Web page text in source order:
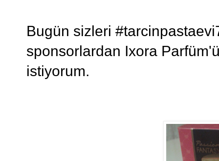
Bugün sizleri
sponsorlardan Ixora
istiyorum.